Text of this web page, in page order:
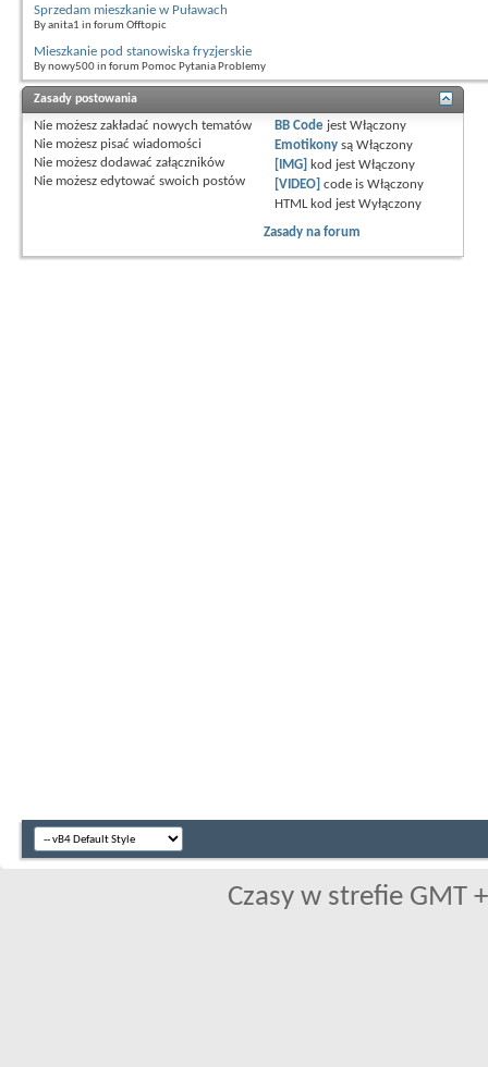
Sprzedam mieszkanie w Puławach
By anita1 in forum Offtopic
Mieszkanie pod stanowiska fryzjerskie
By nowy500 in forum Pomoc Pytania Problemy
Zasady postowania
Nie możesz zakładać nowych tematów
Nie możesz pisać wiadomości
Nie możesz dodawać załączników
Nie możesz edytować swoich postów
BB Code jestWłączony
Emotikony sąWłączony
[IMG]
kod jestWłączony
[VIDEO] code isWłączony
HTML kod jestWyłączony
Zasady na forum
Czasy w strefie GMT